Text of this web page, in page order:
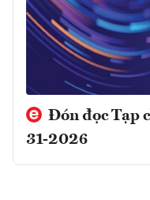
Đón đọc Tạp
31-2026